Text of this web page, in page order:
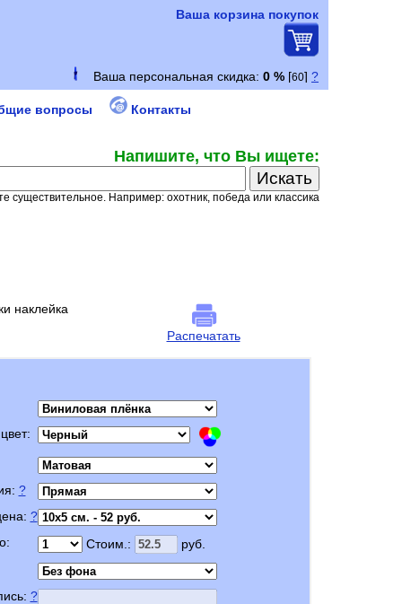
Ваша корзина покупок
вопросы Контакты
Напишите, что Вы ищете:
существительное. Например: охотник, победа или классика
наклейка
Распечатать
?
?
Стоим.: руб.
?